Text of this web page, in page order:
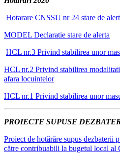
Hotarare CNSSU nr 24 stare de
MODEL Declaratie stare de alerta
HCL nr.3 Privind stabilirea unor
HCL nr.2 Privind stabilirea
afara locuintelor
HCL nr.1 Privind stabilirea unor
PROIECTE SUPUSE
Proiect de hotărâre supus dezbaterii
către contribuabili la bugetul local al